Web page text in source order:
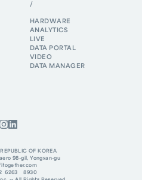
/
HARDWARE
ANALYTICS
LIVE
DATA PORTAL
VIDEO
DATA MANAGER
OF KOREA
98-gil, Yongsan-gu
8930